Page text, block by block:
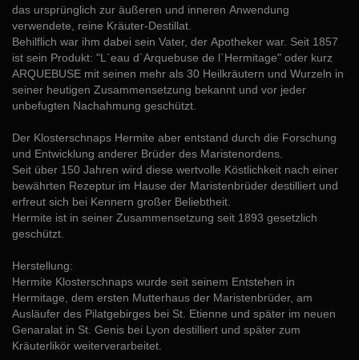
das ursprünglich zur äußeren und inneren Anwendung
verwendete, reine Kräuter-Destillat.
Behilflich war ihm dabei sein Vater, der Apotheker war. Seit 1857
ist sein Produkt: "L`eau d`Arquebuse de l`Hermitage" oder kurz
ARQUEBUSE mit seinen mehr als 30 Heilkräutern und Wurzeln in
seiner heutigen Zusammensetzung bekannt und vor jeder
unbefugten Nachahmung geschützt.
Der Klosterschnaps Hermite aber entstand durch die Forschung
und Entwicklung anderer Brüder des Maristenordens.
Seit über 150 Jahren wird diese wertvolle Köstlichkeit nach einer
bewährten Rezeptur im Hause der Maristenbrüder destilliert und
erfreut sich bei Kennern großer Beliebtheit.
Hermite ist in seiner Zusammensetzung seit 1893 gesetzlich
geschützt.
Herstellung:
Hermite Klosterschnaps wurde seit seinem Entstehen in
Hermitage, dem ersten Mutterhaus der Maristenbrüder, am
Ausläufer des Pilatgebirges bei St. Etienne und später im neuen
Genaralat in St. Genis bei Lyon destilliert und später zum
Kräuterlikör weiterverarbeitet.